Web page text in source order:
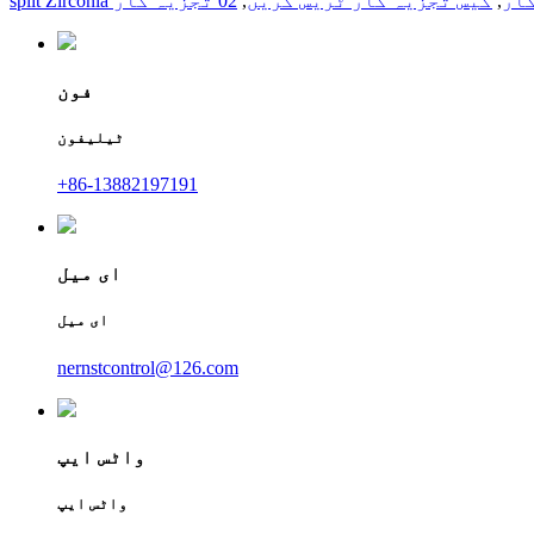
فون
ٹیلیفون
+86-13882197191
ای میل
ای میل
nernstcontrol@126.com
واٹس ایپ
واٹس ایپ